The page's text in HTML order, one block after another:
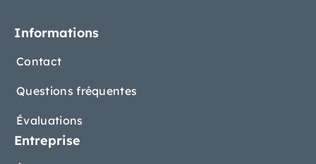
Informations
Contact
Questions fréquentes
Évaluations
Entreprise